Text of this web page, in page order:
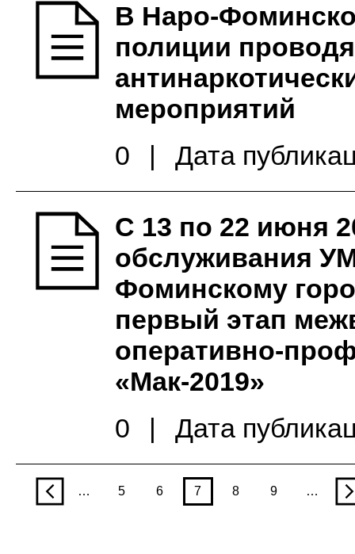
В Наро-
полиции
мероприятий
0
| Дата
С 13 по 22 июня
обслуживания
Фоминскому
первый этап
оперативно-
«Мак-2019»
0
| Дата
p … 5 6 7 8 9 … n